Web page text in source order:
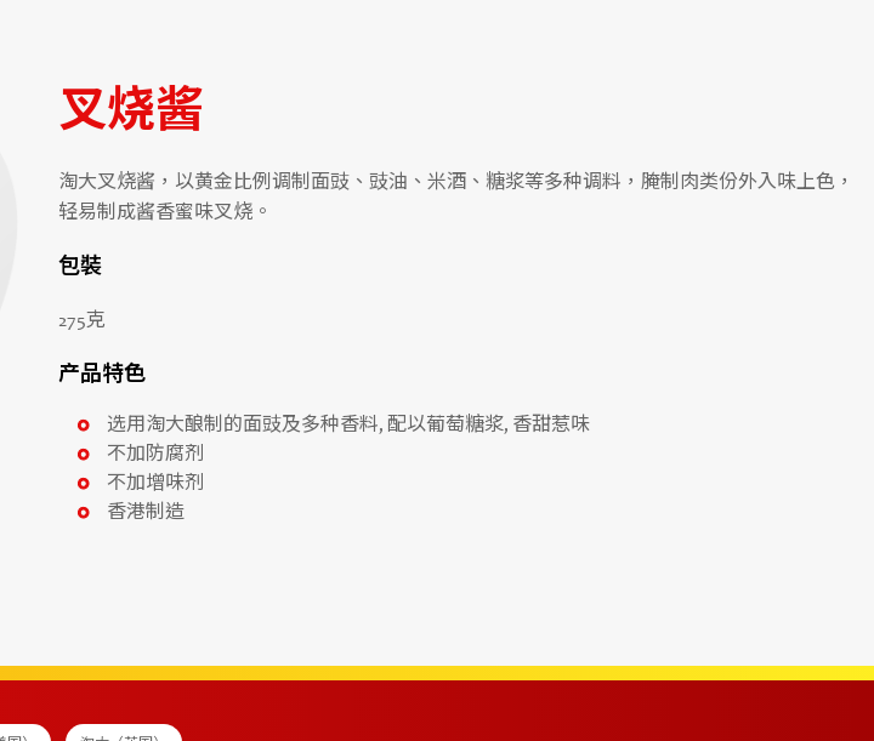
叉烧酱
淘大叉烧酱，以黄金比例调制面豉、豉油、米酒、糖浆等多种调料，腌制肉类份外入味上色，
轻易制成酱香蜜味叉烧。
包裝
275克
产品特色
选用淘大酿制的面豉及多种香料, 配以葡萄糖浆, 香甜惹味
不加防腐剂
不加增味剂
香港制造